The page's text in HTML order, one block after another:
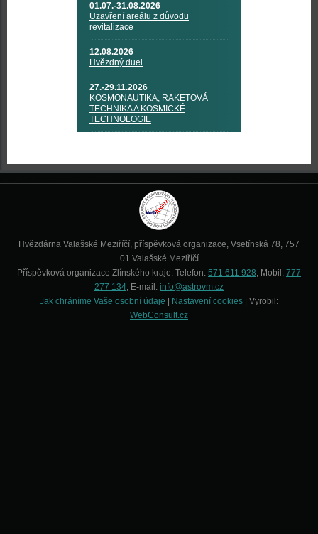
01.07.-31.08.2026
Uzavření areálu z důvodu
revitalizace
12.08.2026
Hvězdný duel
27.-29.11.2026
KOSMONAUTIKA, RAKETOVÁ
TECHNIKA A KOSMICKÉ
TECHNOLOGIE
Hvězdárna Valašské Meziříčí, příspěvková organizace, Vsetínská 78, 757
01 Valašské Meziříčí
Příspěvková organizace Zlínského kraje. Telefon: 571 611 928, Mobil: 777
277 134, E-mail: info@astrovm.cz
Jak chráníme Vaše osobní údaje
Nastavení cookies | Vyrobil:
WebConsult.cz